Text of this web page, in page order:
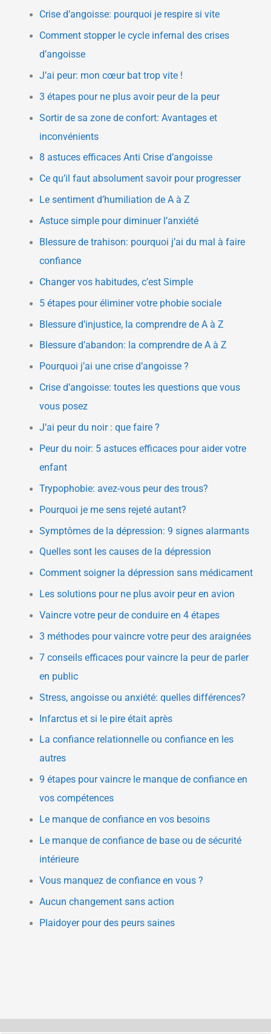
Crise d’angoisse: pourquoi je respire si vite
Comment stopper le cycle infernal des crises
d’angoisse
J’ai peur: mon cœur bat trop vite !
3 étapes pour ne plus avoir peur de la peur
Sortir de sa zone de confort: Avantages et
inconvénients
8 astuces efficaces Anti Crise d’angoisse
Ce qu’il faut absolument savoir pour progresser
Le sentiment d’humiliation de A à Z
Astuce simple pour diminuer l’anxiété
Blessure de trahison: pourquoi j’ai du mal à faire
confiance
Changer vos habitudes, c’est Simple
5 étapes pour éliminer votre phobie sociale
Blessure d’injustice, la comprendre de A à Z
Blessure d’abandon: la comprendre de A à Z
Pourquoi j’ai une crise d’angoisse ?
Crise d’angoisse: toutes les questions que vous
vous posez
J’ai peur du noir : que faire ?
Peur du noir: 5 astuces efficaces pour aider votre
enfant
Trypophobie: avez-vous peur des trous?
Pourquoi je me sens rejeté autant?
Symptômes de la dépression: 9 signes alarmants
Quelles sont les causes de la dépression
Comment soigner la dépression sans médicament
Les solutions pour ne plus avoir peur en avion
Vaincre votre peur de conduire en 4 étapes
3 méthodes pour vaincre votre peur des araignées
7 conseils efficaces pour vaincre la peur de parler
en public
Stress, angoisse ou anxiété: quelles différences?
Infarctus et si le pire était après
La confiance relationnelle ou confiance en les
autres
9 étapes pour vaincre le manque de confiance en
vos compétences
Le manque de confiance en vos besoins
Le manque de confiance de base ou de sécurité
intérieure
Vous manquez de confiance en vous ?
Aucun changement sans action
Plaidoyer pour des peurs saines